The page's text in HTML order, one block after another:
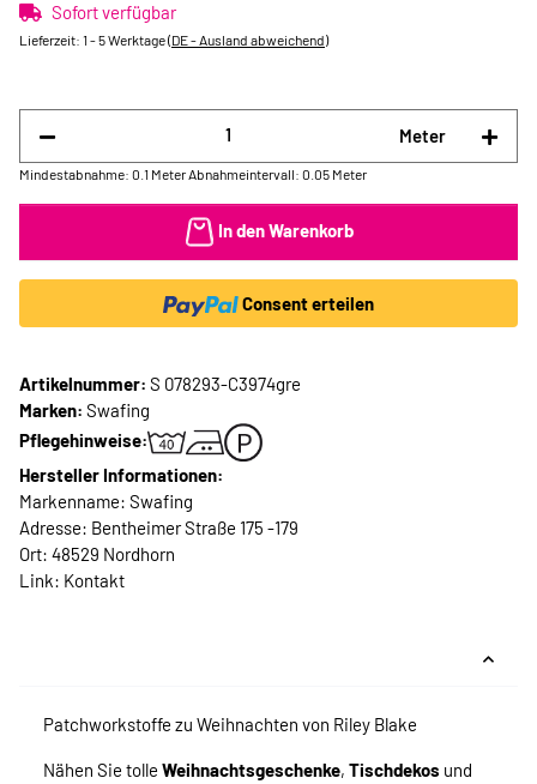
Sofort verfügbar
Lieferzeit: 1 - 5 Werktage(DE - Ausland abweichend)
Meter
Mindestabnahme: 0.1 Meter Abnahmeintervall: 0.05 Meter
In den Warenkorb
Consent erteilen
Artikelnummer: S 078293-C3974gre
Marken: Swafing
Pflegehinweise:
Hersteller Informationen:
Markenname: Swafing
Adresse: Bentheimer Straße 175 -179
Ort: 48529 Nordhorn
Link: Kontakt
Patchworkstoffe zu Weihnachten von Riley Blake
Nähen Sie tolle Weihnachtsgeschenke, Tischdekos und